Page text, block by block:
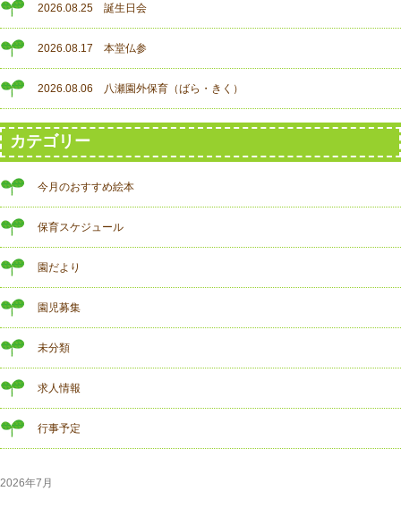
2026.08.25 誕生日会
2026.08.17 本堂仏参
2026.08.06 八瀬園外保育（ばら・きく）
カテゴリー
今月のおすすめ絵本
保育スケジュール
園だより
園児募集
未分類
求人情報
行事予定
2026年7月